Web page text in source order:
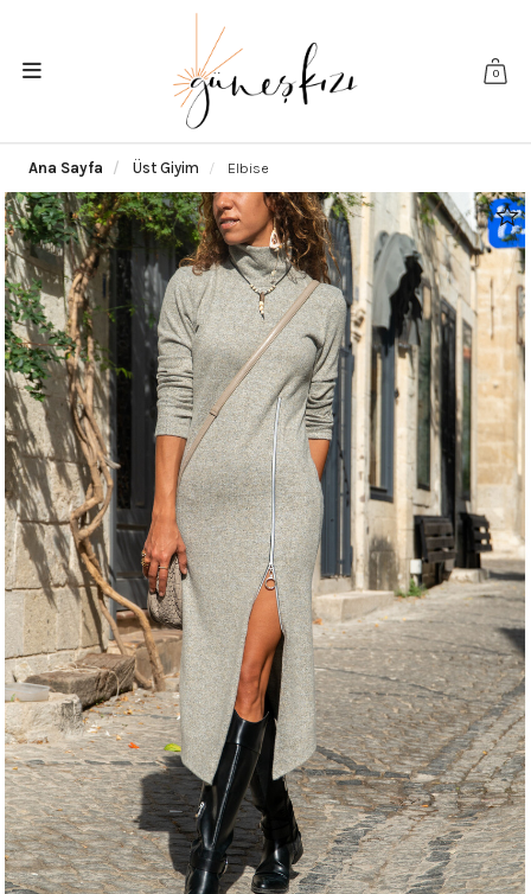
0
Ana Sayfa Üst Giyim Elbise